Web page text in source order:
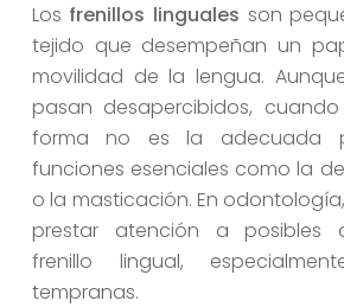
Los frenillos linguales son
tejido que desempeñan un
movilidad de la lengua.
pasan desapercibidos,
forma no es la adecuada
funciones esenciales como la
o la masticación. En
prestar atención a posibles
frenillo lingual,
tempranas.